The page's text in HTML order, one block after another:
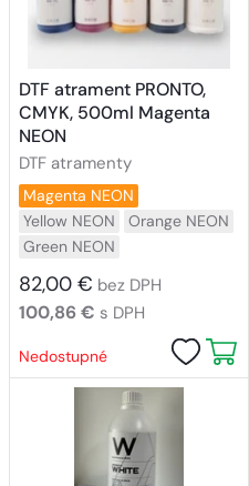
DTF atrament PRONTO,
CMYK, 500ml Magenta
NEON
DTF atramenty
Magenta NEON
Yellow NEON
Orange NEON
Green NEON
82,00 € bez DPH
100,86 € s DPH
Nedostupné